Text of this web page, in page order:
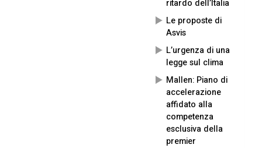
ritardo dell’Italia
Le proposte di
Asvis
L’urgenza di una
legge sul clima
Mallen: Piano di
accelerazione
affidato alla
competenza
esclusiva della
premier